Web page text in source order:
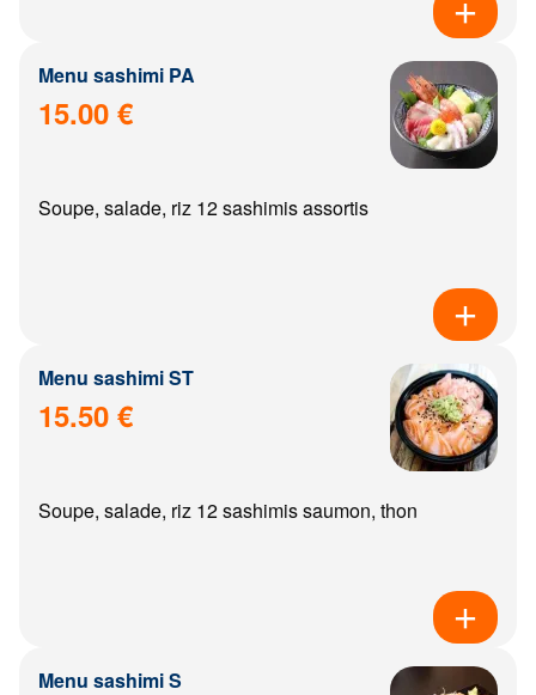
Menu sashimi PA
15.00 €
Soupe, salade, riz 12 sashimis assortis
Menu sashimi ST
15.50 €
Soupe, salade, riz 12 sashimis saumon, thon
Menu sashimi S